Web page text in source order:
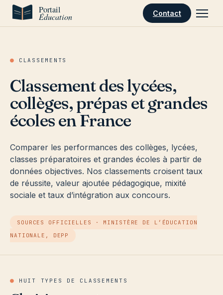
Aller au contenu
Contact
● CLASSEMENTS
Classement des lycées,
collèges, prépas et grandes
écoles en France
Comparer les performances des collèges, lycées,
classes préparatoires et grandes écoles à partir de
données objectives. Nos classements croisent taux
de réussite, valeur ajoutée pédagogique, mixité
sociale et taux d’intégration aux concours.
SOURCES OFFICIELLES · MINISTÈRE DE L’ÉDUCATION
NATIONALE, DEPP
● HUIT TYPES DE CLASSEMENTS